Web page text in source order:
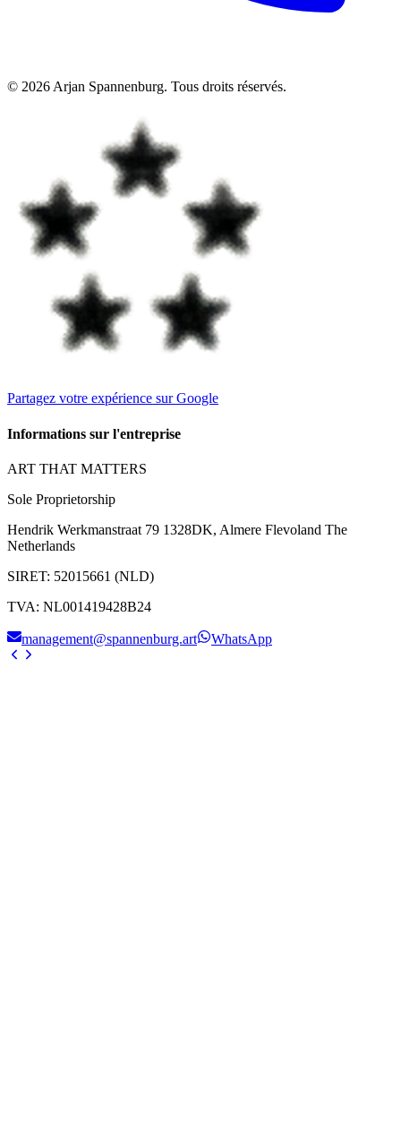
© 2026 Arjan Spannenburg. Tous droits réservés.
Partagez votre expérience sur Google
Informations sur l'entreprise
ART THAT MATTERS
Sole Proprietorship
Hendrik Werkmanstraat 79 1328DK, Almere Flevoland The
Netherlands
SIRET: 52015661 (NLD)
TVA: NL001419428B24
management@spannenburg.art WhatsApp